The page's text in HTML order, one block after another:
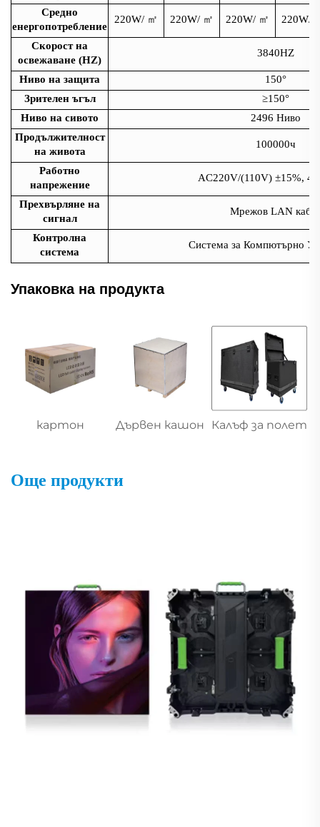
Средно
енергопотребление
220W/ ㎡ 220W/ ㎡ 220W/ ㎡ 220W/
Скорост на
освежаване (HZ)
3840HZ
Ниво на защита
150°
Зрителен ъгъл
≥150°
Ниво на сивото
2496 Ниво
Продължителност
на живота
100000ч
Работно
напрежение
AC220V/(110V) ±15%,
Прехвърляне на
сигнал
Мрежов LAN
Контролна
система
Система за Компютърно
Упаковка на продукта
картон Дървен кашон Калъф за полет
Още продукти